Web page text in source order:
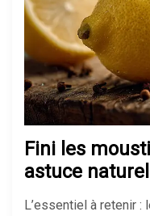
Fini les
astuce
L’essentiel à retenir :